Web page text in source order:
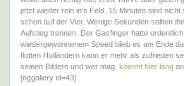
jetzt wieder rein in’s Feld. 15 Minuten sind
schon auf der Vier. Wenige Sekunden sollten
Aufstieg trennen. Der Gasfinger hatte
wiedergewonnenem Speed blieb es am Ende
flotten Holländern kann er mehr als zufrieden
seinen Bildern und wer mag, kommt hier lang
[nggallery id=43]